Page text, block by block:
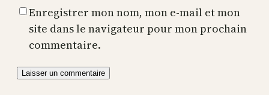
Enregistrer mon nom, mon e-mail et mon
site dans le navigateur pour mon prochain
commentaire.